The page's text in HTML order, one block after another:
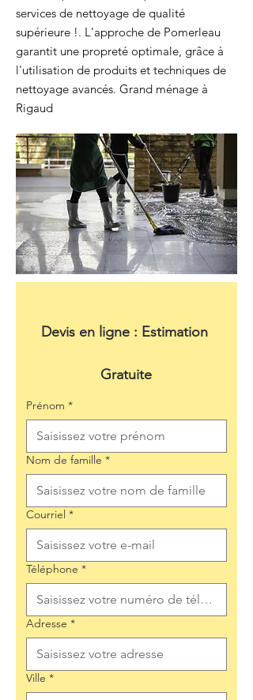
services de nettoyage de qualité
supérieure !. L'approche de Pomerleau
garantit une propreté optimale, grâce à
l'utilisation de produits et techniques de
nettoyage avancés. Grand ménage à
Rigaud
Devis en ligne : Estimation
Gratuite
Prénom *
Nom de famille *
Courriel *
Téléphone *
Adresse *
Ville *